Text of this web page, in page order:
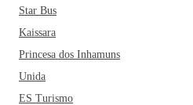
Star Bus
Kaissara
Princesa dos Inhamuns
Unida
ES Turismo